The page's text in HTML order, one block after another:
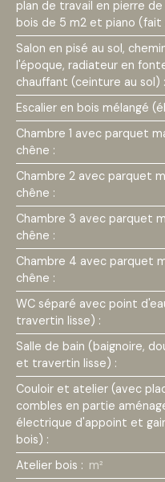
plan de travail en pierre
bois de 5 m2 et piano (fait
Salon en pisé au sol,
l'époque, radiateur en
chauffant (ceinture au sol) :
Escalier en bois mélangé
Chambre 1 avec parquet
chêne :
Chambre 2 avec parquet
chêne :
Chambre 3 avec parquet
chêne :
Chambre 4 avec parquet
chêne :
WC séparé avec point
travertin lisse) :
Salle de bain (baignoire,
et travertin lisse) :
Couloir et atelier (avec
combles en partie
électrique d'appoint et
bois) :
Atelier bois : m²